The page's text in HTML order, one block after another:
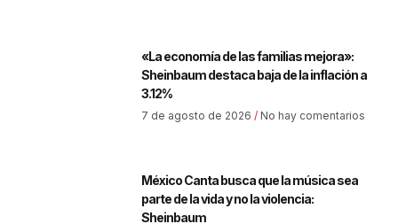
«La economía de las familias mejora»:
Sheinbaum destaca baja de la inflación a
3.12%
7 de agosto de 2026 No hay comentarios
México Canta busca que la música sea
parte de la vida y no la violencia:
Sheinbaum